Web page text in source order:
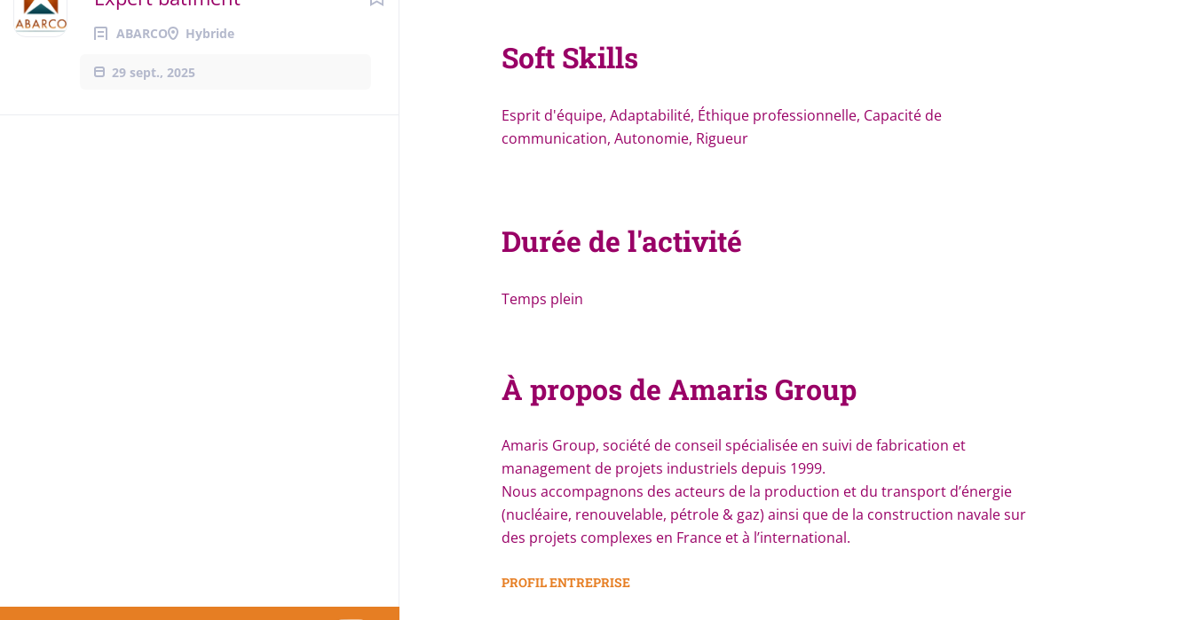
ABARCO Hybride
29 sept., 2025 Soft Skills
Esprit d'équipe, Adaptabilité, Éthique professionnelle, Capacité de
communication, Autonomie, Rigueur
Durée de l'activité
Temps plein
À propos de Amaris Group
Amaris Group, société de conseil spécialisée en suivi de fabrication et
management de projets industriels depuis 1999.
Nous accompagnons des acteurs de la production et du transport d’énergie
(nucléaire, renouvelable, pétrole & gaz) ainsi que de la construction navale sur
des projets complexes en France et à l’international.
- Avec 4 modes d’accompagnements complémentaires : assistance technique,
PROFIL ENTREPRISE